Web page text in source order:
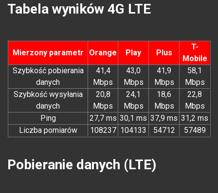
Tabela wyników 4G LTE
Mierzony parametr Orange Play Plus
T-
Mobile
Szybkość pobierania
danych
41,4
Mbps
43,0
Mbps
41,9
Mbps
58,1
Mbps
Szybkość wysyłania
danych
20,8
Mbps
24,1
Mbps
18,6
Mbps
22,8
Mbps
Ping
27,7 ms 30,1 ms 37,9 ms 31,2 ms
Liczba pomiarów
108237 104133 54712 57489
Pobieranie danych (LTE)